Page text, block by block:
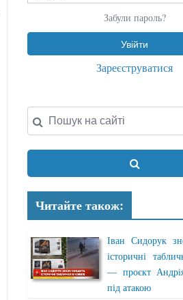
Забули пароль?
Зареєструватися
Читайте також:
Іван Сидорук
історичні
— проєкт
під атакою